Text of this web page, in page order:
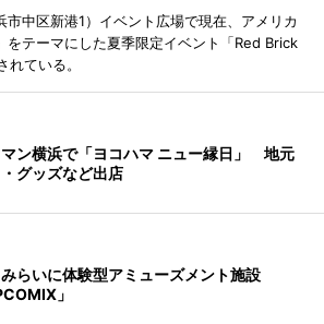
市中区新港1）イベント広場で現在、アメリカ
をテーマにした夏季限定イベント「Red Brick
ている。
ン横浜で「ヨコハマ ニュー縁日」 地元
グッズなど出店
らいに体験型アミューズメント施設
」